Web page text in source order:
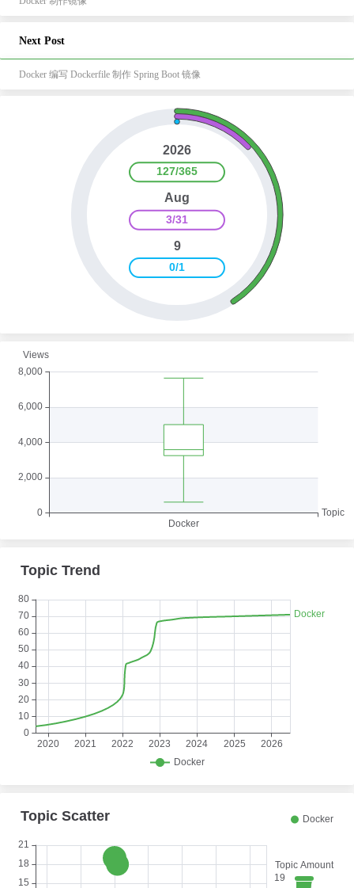
Next Post
Docker 编写 Dockerfile 制作 Spring Boot 镜像